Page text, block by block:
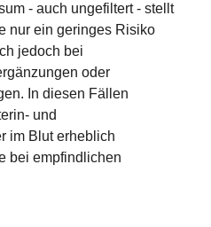
- auch ungefiltert - stellt
nur ein geringes Risiko
jedoch bei
oder
In diesen Fällen
und
im Blut erheblich
bei empfindlichen